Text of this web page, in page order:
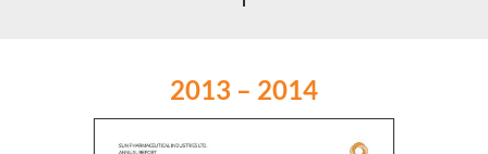
2013 – 2014